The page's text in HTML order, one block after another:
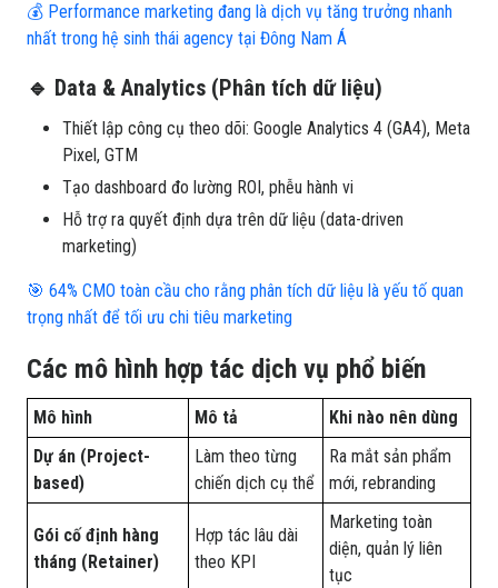
💰 Performance marketing đang là dịch vụ tăng trưởng nhanh
nhất trong hệ sinh thái agency tại Đông Nam Á
🔹 Data & Analytics (Phân tích dữ liệu)
Thiết lập công cụ theo dõi: Google Analytics 4 (GA4), Meta
Pixel, GTM
Tạo dashboard đo lường ROI, phễu hành vi
Hỗ trợ ra quyết định dựa trên dữ liệu (data-driven
marketing)
🎯 64% CMO toàn cầu cho rằng phân tích dữ liệu là yếu tố quan
trọng nhất để tối ưu chi tiêu marketing
Các mô hình hợp tác dịch vụ phổ biến
Mô hình Mô tả
Khi nào nên dùng
Dự án (Project-
based)
Làm theo từng
chiến dịch cụ thể
Ra mắt sản phẩm
mới, rebranding
Gói cố định hàng
tháng (Retainer)
Hợp tác lâu dài
theo KPI
Marketing toàn
diện, quản lý liên
tục